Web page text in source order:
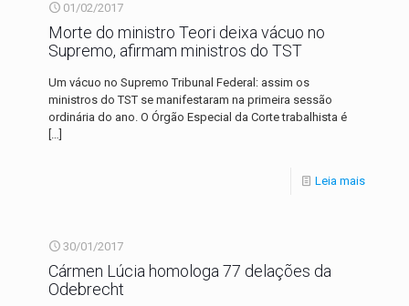
01/02/2017
Morte do ministro Teori deixa vácuo no
Supremo, afirmam ministros do TST
Um vácuo no Supremo Tribunal Federal: assim os
ministros do TST se manifestaram na primeira sessão
ordinária do ano. O Órgão Especial da Corte trabalhista é
[…]
Leia mais
30/01/2017
Cármen Lúcia homologa 77 delações da
Odebrecht